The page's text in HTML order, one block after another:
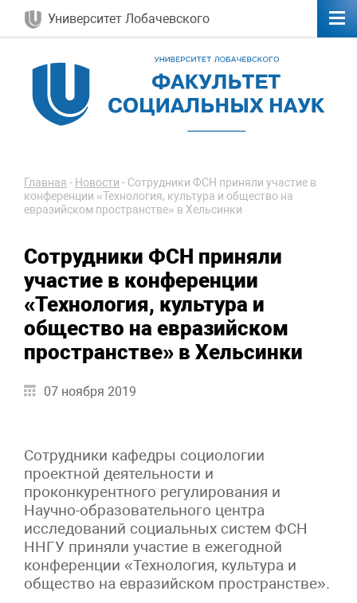
Университет Лобачевского
Главная - Новости - Сотрудники ФСН приняли участие в
конференции «Технология, культура и общество на
евразийском пространстве» в Хельсинки
Сотрудники ФСН приняли
участие в конференции
«Технология, культура и
общество на евразийском
пространстве» в Хельсинки
07 ноября 2019
Сотрудники кафедры социологии
проектной деятельности и
проконкурентного регулирования и
Научно-образовательного центра
исследований социальных систем ФСН
ННГУ приняли участие в ежегодной
конференции «Технология, культура и
общество на евразийском пространстве».